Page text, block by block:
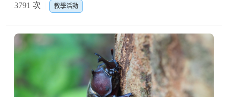
3791 次
教學活動